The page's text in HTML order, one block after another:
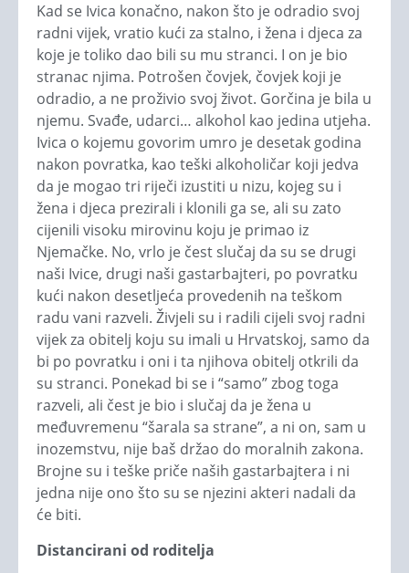
Kad se Ivica konačno, nakon što je odradio svoj
radni vijek, vratio kući za stalno, i žena i djeca za
koje je toliko dao bili su mu stranci. I on je bio
stranac njima. Potrošen čovjek, čovjek koji je
odradio, a ne proživio svoj život. Gorčina je bila u
njemu. Svađe, udarci… alkohol kao jedina utjeha.
Ivica o kojemu govorim umro je desetak godina
nakon povratka, kao teški alkoholičar koji jedva
da je mogao tri riječi izustiti u nizu, kojeg su i
žena i djeca prezirali i klonili ga se, ali su zato
cijenili visoku mirovinu koju je primao iz
Njemačke. No, vrlo je čest slučaj da su se drugi
naši Ivice, drugi naši gastarbajteri, po povratku
kući nakon desetljeća provedenih na teškom
radu vani razveli. Živjeli su i radili cijeli svoj radni
vijek za obitelj koju su imali u Hrvatskoj, samo da
bi po povratku i oni i ta njihova obitelj otkrili da
su stranci. Ponekad bi se i “samo” zbog toga
razveli, ali čest je bio i slučaj da je žena u
međuvremenu “šarala sa strane”, a ni on, sam u
inozemstvu, nije baš držao do moralnih zakona.
Brojne su i teške priče naših gastarbajtera i ni
jedna nije ono što su se njezini akteri nadali da
će biti.
Distancirani od roditelja